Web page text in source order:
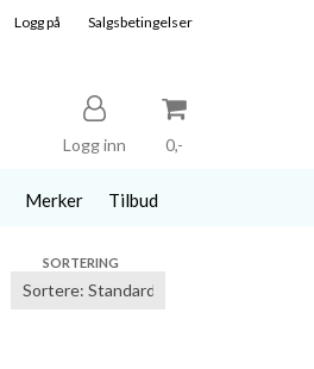
Logg på Salgsbetingelser
Logg inn 0,-
Merker Tilbud
SORTERING